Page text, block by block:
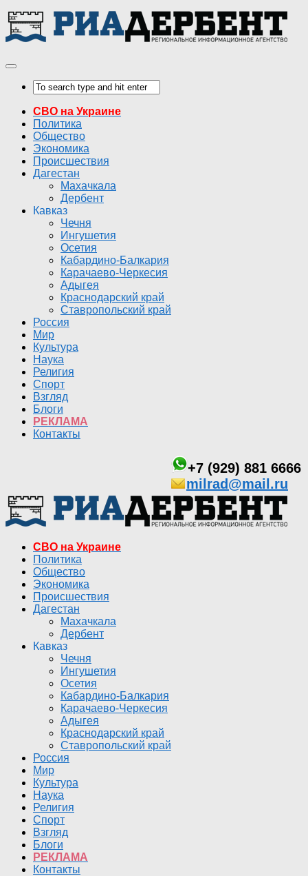
СВО на Украине
Политика
Общество
Экономика
Происшествия
Дагестан
Махачкала
Дербент
Кавказ
Чечня
Ингушетия
Осетия
Кабардино-Балкария
Карачаево-Черкесия
Адыгея
Краснодарский край
Ставропольский край
Россия
Мир
Культура
Наука
Религия
Спорт
Взгляд
Блоги
РЕКЛАМА
Контакты
+7 (929) 881 6666
milrad@mail.ru
СВО на Украине
Политика
Общество
Экономика
Происшествия
Дагестан
Махачкала
Дербент
Кавказ
Чечня
Ингушетия
Осетия
Кабардино-Балкария
Карачаево-Черкесия
Адыгея
Краснодарский край
Ставропольский край
Россия
Мир
Культура
Наука
Религия
Спорт
Взгляд
Блоги
РЕКЛАМА
Контакты